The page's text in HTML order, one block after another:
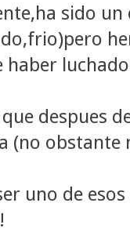
sido
haber
despues
(no obstante
uno de